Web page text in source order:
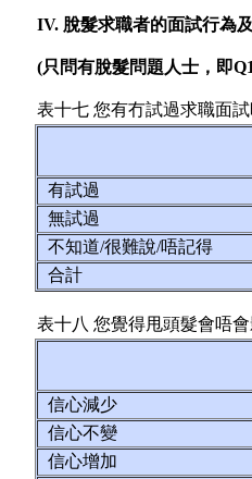
IV. 脫髮求職者的面試行為
(只問有脫髮問題人士，即
表十七 您有冇試過求職面
有試過
無試過
不知道/很難說/唔記得
合計
表十八 您覺得甩頭髮會唔
信心減少
信心不變
信心增加